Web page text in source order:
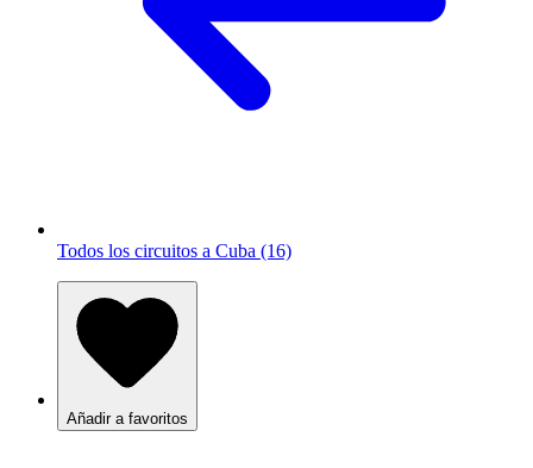
Todos los circuitos a Cuba (16)
Añadir a favoritos